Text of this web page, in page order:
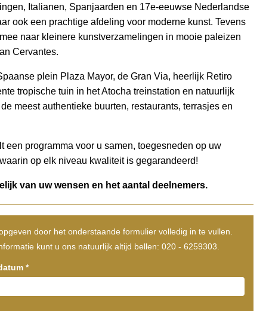
Italianen, Spanjaarden en 17e-eeuwse Nederlandse
ook een prachtige afdeling voor moderne kunst. Tevens
naar kleinere kunstverzamelingen in mooie paleizen
Cervantes.
plein Plaza Mayor, de Gran Via, heerlijk Retiro
tropische tuin in het Atocha treinstation en natuurlijk
meest authentieke buurten, restaurants, terrasjes en
een programma voor u samen, toegesneden op uw
op elk niveau kwaliteit is gegarandeerd!
van uw wensen en het aantal deelnemers.
door het onderstaande formulier volledig in te vullen.
kunt u ons natuurlijk altijd bellen: 020 - 6259303.
*